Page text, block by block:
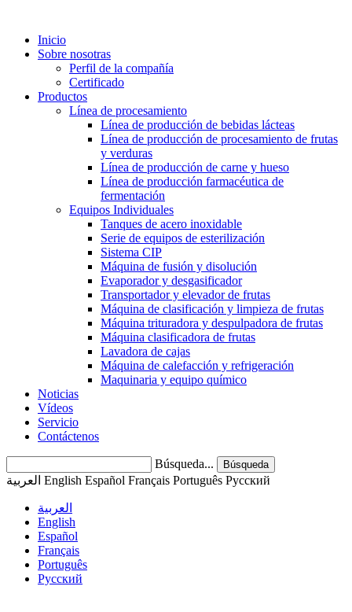
Inicio
Sobre nosotras
Perfil de la compañía
Certificado
Productos
Línea de procesamiento
Línea de producción de bebidas lácteas
Línea de producción de procesamiento de frutas
y verduras
Línea de producción de carne y hueso
Línea de producción farmacéutica de
fermentación
Equipos Individuales
Tanques de acero inoxidable
Serie de equipos de esterilización
Sistema CIP
Máquina de fusión y disolución
Evaporador y desgasificador
Transportador y elevador de frutas
Máquina de clasificación y limpieza de frutas
Máquina trituradora y despulpadora de frutas
Máquina clasificadora de frutas
Lavadora de cajas
Máquina de calefacción y refrigeración
Maquinaria y equipo químico
Noticias
Vídeos
Servicio
Contáctenos
Búsqueda... Búsqueda
English Español Français Português Pусский
العربية
English
Español
Français
Português
Pусский